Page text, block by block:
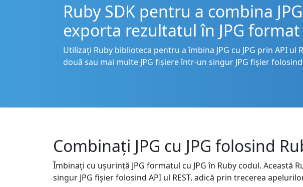
Ruby SDK pentru a combina
exporta rezultatul în JPG format
Utilizați Ruby biblioteca pentru a îmbina JPG cu JPG prin API ul
două sau mai multe JPG fișiere într-un singur JPG fișier folosind
Combinați JPG cu JPG folosind
Îmbinați cu ușurință JPG formatul cu JPG în Ruby codul.
singur JPG fișier folosind API ul REST, adică prin trecerea